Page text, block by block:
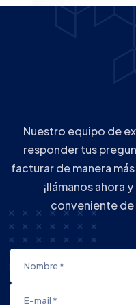
Nuestro equipo de
responder tus
facturar de manera
¡llámanos ahora
conveniente